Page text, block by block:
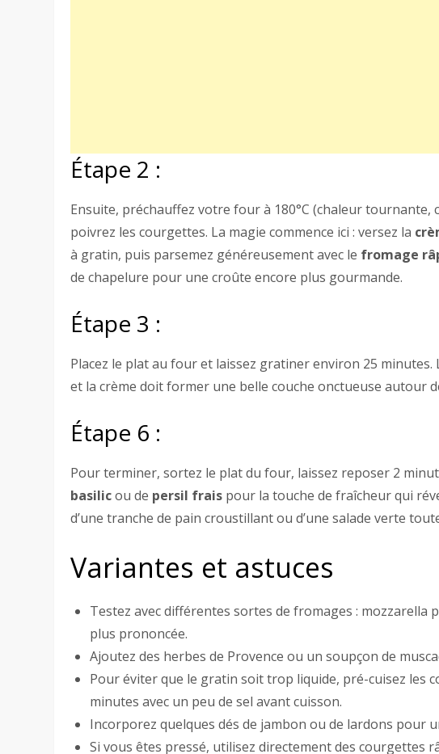
Étape 2 :
Ensuite, préchauffez votre four à 180°C (chaleur tournante,
poivrez les courgettes. La magie commence ici : versez la
à gratin, puis parsemez généreusement avec le fromage
de chapelure pour une croûte encore plus gourmande.
Étape 3 :
Placez le plat au four et laissez gratiner environ 25
et la crème doit former une belle couche onctueuse autour
Étape 6 :
Pour terminer, sortez le plat du four, laissez reposer 2
basilicou de persil frais pour la touche de fraîcheur qui
d’une tranche de pain croustillant ou d’une salade verte
Variantes et astuces
Testez avec différentes sortes de fromages :
plus prononcée.
Ajoutez des herbes de Provence ou un soupçon de
Pour éviter que le gratin soit trop liquide, pré-cuisez les
minutes avec un peu de sel avant cuisson.
Incorporez quelques dés de jambon ou de lardons pour
Si vous êtes pressé, utilisez directement des courgettes